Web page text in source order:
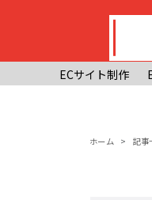
ECサイト制作
パン
ホーム 記事